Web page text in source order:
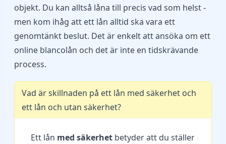
objekt. Du kan alltså låna till precis vad som helst -
men kom ihåg att ett lån alltid ska vara ett
genomtänkt beslut. Det är enkelt att ansöka om ett
online blancolån och det är inte en tidskrävande
process.
Vad är skillnaden på ett lån med säkerhet och
ett lån och utan säkerhet?
Ett lån med säkerhet betyder att du ställer